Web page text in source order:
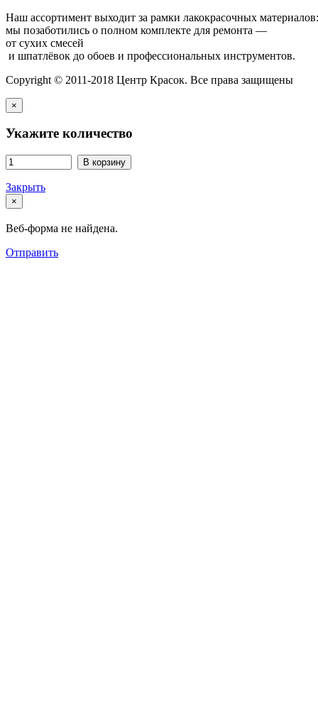
Наш ассортимент выходит за рамки лакокрасочных
мы позаботились о полном комплекте для ремонта —
от сухих смесей
и шпатлёвок до обоев и профессиональных инструментов.
Copyright © 2011-2018 Центр Красок. Все права защищены
×
Укажите количество
В корзину
Закрыть
×
Веб-форма не найдена.
Отправить